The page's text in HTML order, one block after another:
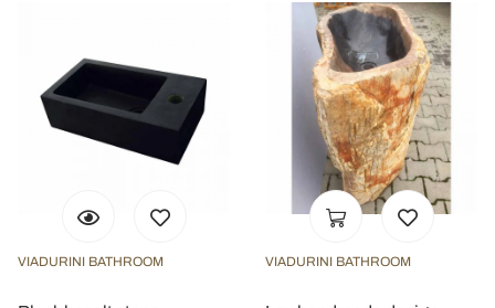
VIADURINI BATHROOM VIADURINI BATHROOM